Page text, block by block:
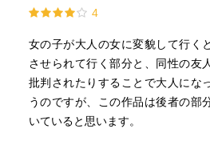
4
女の子が大人の女に変貌して行く
させられて行く部分と、同性の友
批判されたりすることで大人にな
うのですが、この作品は後者の部
いていると思います。